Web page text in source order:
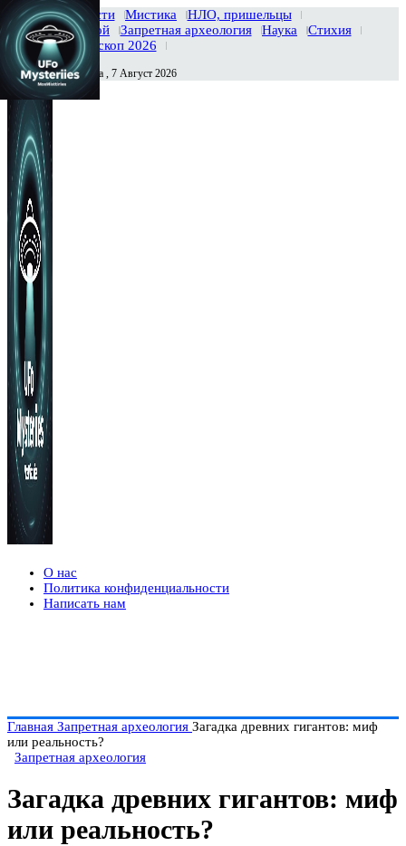
Главная Новости Мистика
НЛО, пришельцы
Тайны вселенной
Запретная археология Наука
Стихия
История
Гороскоп 2026
Сегодня Пятница , 7 Август 2026
О нас
Политика конфиденциальности
Написать нам
Главная Запретная археология Загадка древних гигантов: миф
или реальность?
Запретная археология
Загадка древних гигантов: миф
или реальность?